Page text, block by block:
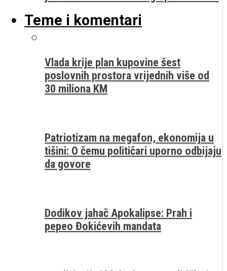
Teme i komentari
Vlada krije plan kupovine šest
poslovnih prostora vrijednih više od
30 miliona KM
Patriotizam na megafon, ekonomija u
tišini: O čemu političari uporno odbijaju
da govore
Dodikov jahač Apokalipse: Prah i
pepeo Đokićevih mandata